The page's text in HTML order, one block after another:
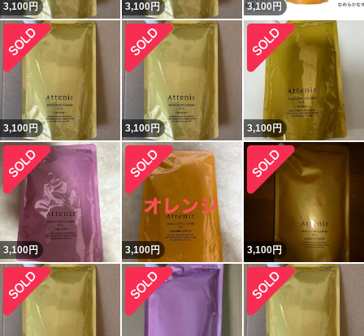
3,100円 3,100円 3,100 円
3,100円 3,100円 3,100円
3,100円 3,100円 3,100円